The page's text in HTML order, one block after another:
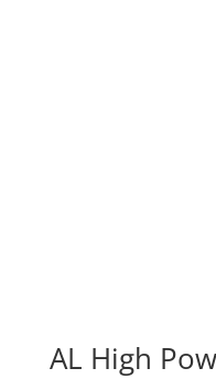
AL High